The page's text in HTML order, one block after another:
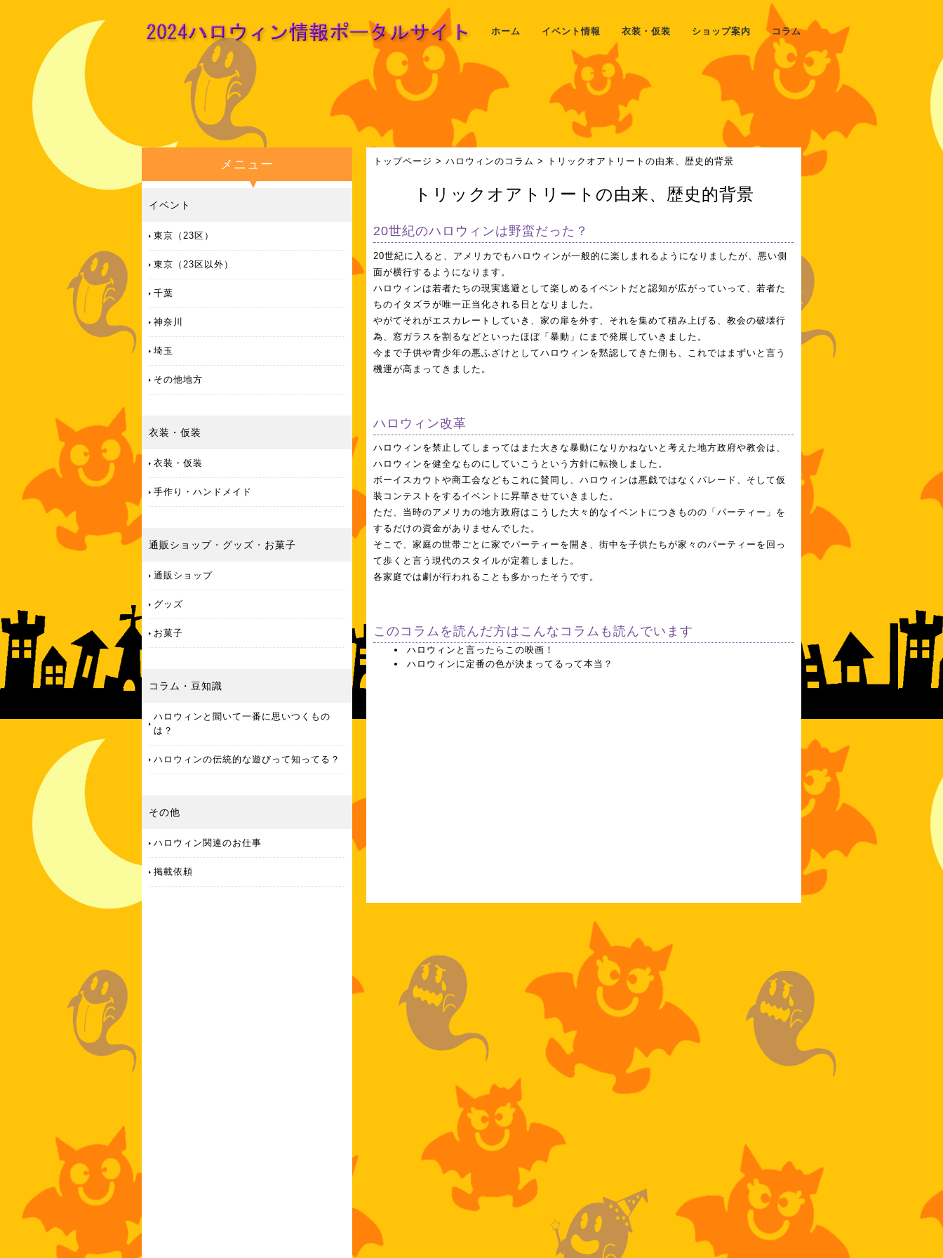
ホーム イベント情報 衣装・仮装 ショップ案内 コラム
トップページ > ハロウィンのコラム > トリックオアトリートの由来、歴史的背景
トリックオアトリートの由来、歴史的背景
20世紀のハロウィンは野蛮だった？
20世紀に入ると、アメリカでもハロウィンが一般的に楽しまれるようになりましたが、悪い側
面が横行するようになります。
ハロウィンは若者たちの現実逃避として楽しめるイベントだと認知が広がっていって、若者た
ちのイタズラが唯一正当化される日となりました。
やがてそれがエスカレートしていき、家の扉を外す、それを集めて積み上げる、教会の破壊行
為、窓ガラスを割るなどといったほぼ「暴動」にまで発展していきました。
今まで子供や青少年の悪ふざけとしてハロウィンを黙認してきた側も、これではまずいと言う
機運が高まってきました。
ハロウィン改革
ハロウィンを禁止してしまってはまた大きな暴動になりかねないと考えた地方政府や教会は、
ハロウィンを健全なものにしていこうという方針に転換しました。
ボーイスカウトや商工会などもこれに賛同し、ハロウィンは悪戯ではなくパレード、そして仮
装コンテストをするイベントに昇華させていきました。
ただ、当時のアメリカの地方政府はこうした大々的なイベントにつきものの「パーティー」を
するだけの資金がありませんでした。
そこで、家庭の世帯ごとに家でパーティーを開き、街中を子供たちが家々のパーティーを回っ
て歩くと言う現代のスタイルが定着しました。
各家庭では劇が行われることも多かったそうです。
このコラムを読んだ方はこんなコラムも読んでいます
ハロウィンと言ったらこの映画！
ハロウィンに定番の色が決まってるって本当？
メニュー
イベント
東京（23区）
東京（23区以外）
千葉
神奈川
埼玉
その他地方
衣装・仮装
衣装・仮装
手作り・ハンドメイド
通販ショップ ・ グッズ ・ お菓子
通販ショップ
グッズ
お菓子
コラム・豆知識
ハロウィンと聞いて一番に思いつくもの
は？
ハロウィンの伝統的な遊びって知ってる？
その他
ハロウィン関連のお仕事
掲載依頼